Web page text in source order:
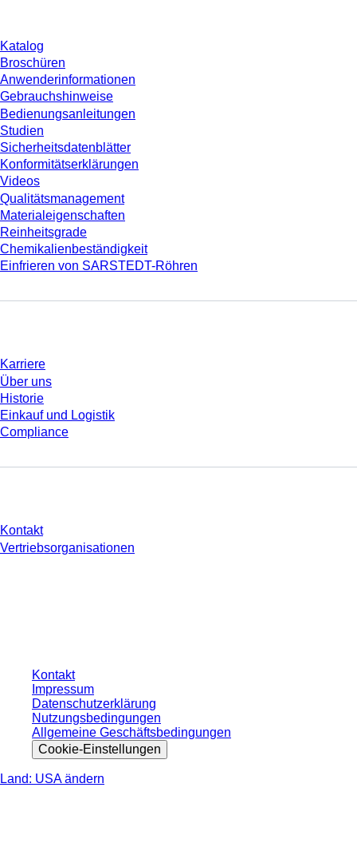
Katalog
Broschüren
Anwenderinformationen
Gebrauchshinweise
Bedienungsanleitungen
Studien
Sicherheitsdatenblätter
Konformitätserklärungen
Videos
Qualitätsmanagement
Materialeigenschaften
Reinheitsgrade
Chemikalienbeständigkeit
Einfrieren von SARSTEDT-Röhren
Karriere
Über uns
Historie
Einkauf und Logistik
Compliance
Kontakt
Vertriebsorganisationen
Kontakt
Impressum
Datenschutzerklärung
Nutzungsbedingungen
Allgemeine Geschäftsbedingungen
Cookie-Einstellungen
Land: USA ändern